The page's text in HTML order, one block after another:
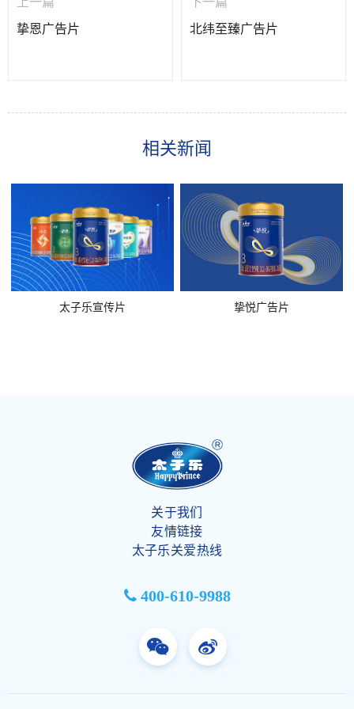
挚恩广告片
北纬至臻广告片
相关新闻
太子乐宣传片 挚悦广告片
关于我们
友情链接
太子乐关爱热线
400-610-9988